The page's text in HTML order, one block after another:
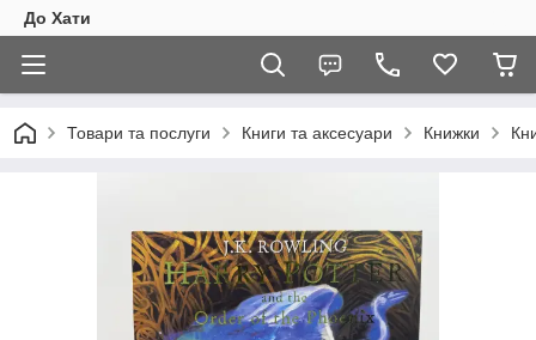
До Хати
Товари та послуги Книги та аксесуари Книжки